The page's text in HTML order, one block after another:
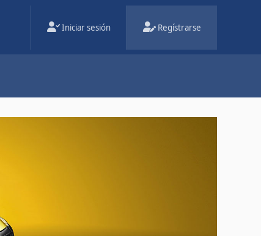
Iniciar sesión Regístrarse